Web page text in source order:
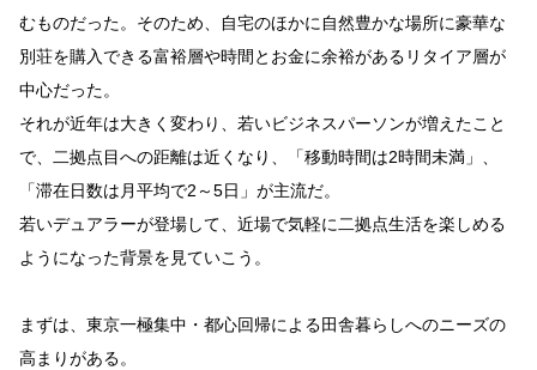
むものだった。そのため、自宅のほかに自然豊かな場所に豪華な
別荘を購入できる富裕層や時間とお金に余裕があるリタイア層が
中心だった。
それが近年は大きく変わり、若いビジネスパーソンが増えたこと
で、二拠点目への距離は近くなり、「移動時間は2時間未満」、
「滞在日数は月平均で2～5日」が主流だ。
若いデュアラーが登場して、近場で気軽に二拠点生活を楽しめる
ようになった背景を見ていこう。
まずは、東京一極集中・都心回帰による田舎暮らしへのニーズの
高まりがある。